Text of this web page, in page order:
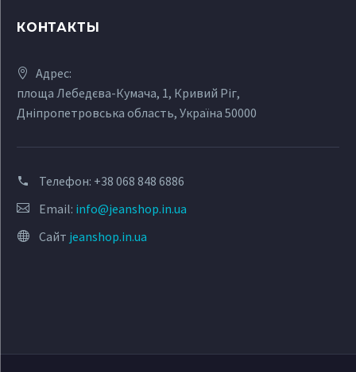
КОНТАКТЫ
Адрес:
площа Лебедєва-Кумача, 1, Кривий Ріг,
Дніпропетровська область, Україна 50000
Телефон: +38 068 848 6886
Email: info@jeanshop.in.ua
Сайт jeanshop.in.ua